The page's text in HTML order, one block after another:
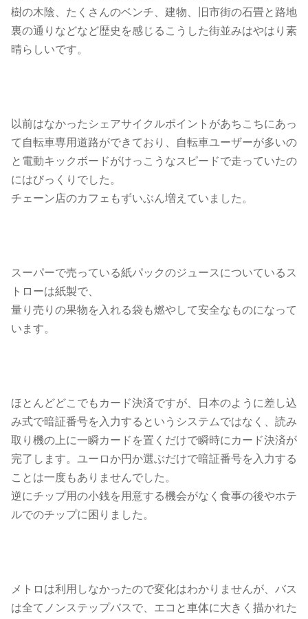
樹の木陰、たくさんのベンチ、建物、旧市街の石畳と路地
裏の通りなどなど歴史を感じるこうした街並みはやはり素
晴らしいです。
以前はなかったシェアサイクルポイントがあちこちにあっ
て自転車専用道路ができており、自転車ユーザーが多いの
と電動キックボードがけっこうなスピードで走っていたの
にはびっくりでした。
チェーン店のカフェもずいぶん増えていました。
スーパーで売っている紙パックのジュースについているス
トローは紙製で、
量り売りの果物を入れる袋も燃やして安全なものになって
います。
ほとんどどこでもカード決済ですが、日本のように差し込
み式で暗証番号を入力するというシステムではなく、読み
取り機の上に一瞬カードを置くだけで瞬時にカード決済が
完了します。ユーロか円か選ぶだけで暗証番号を入力する
ことは一度もありませんでした。
逆にチップ用の小銭を用意する機会がなく食事の後やホテ
ルでのチップに困りました。
メトロは利用しなかったので変化はわかりませんが、バス
は全てノンステップバスで、エコと車体に大きく描かれた